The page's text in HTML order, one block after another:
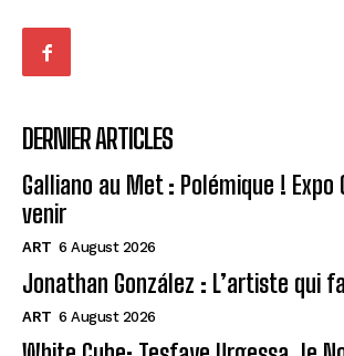
DERNIER ARTICLES
Galliano au Met : Polémique ! Expo
venir
ART 6 August 2026
Jonathan González : L’artiste qui
ART 6 August 2026